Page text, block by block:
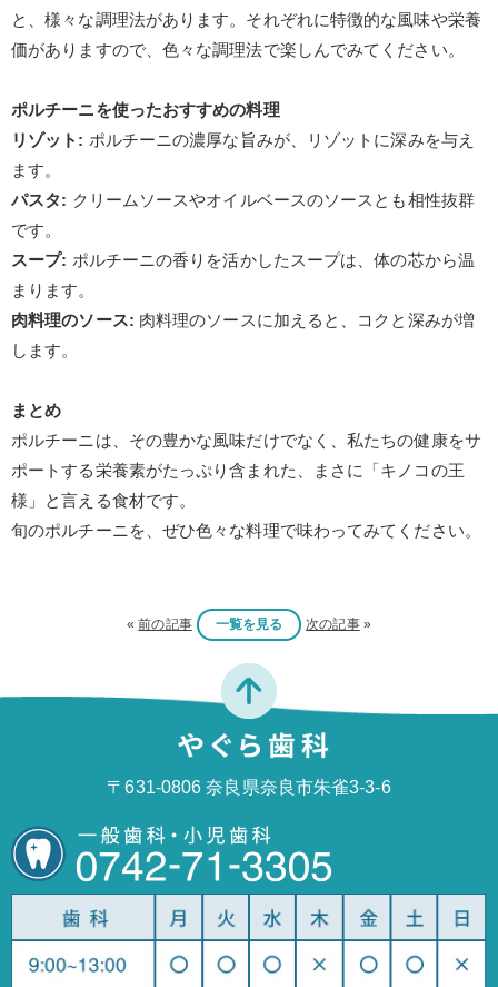
と、様々な調理法があります。それぞれに特徴的な風味や栄養
価がありますので、色々な調理法で楽しんでみてください。
ポルチーニを使ったおすすめの料理
リゾット : ポルチーニの濃厚な旨みが、リゾットに深みを与え
ます。
パスタ: クリームソースやオイルベースのソースとも相性抜群
です。
スープ: ポルチーニの香りを活かしたスープは、体の芯から温
まります。
肉料理のソース: 肉料理のソースに加えると、コクと深みが増
します。
まとめ
ポルチーニは、その豊かな風味だけでなく、私たちの健康をサ
ポートする栄養素がたっぷり含まれた、まさに「キノコの王
様」と言える食材です。
旬のポルチーニを、ぜひ色々な料理で味わってみてください。
«前の記事 一覧を見る 次の記事»
〒631-0806 奈良県奈良市朱雀3-3-6